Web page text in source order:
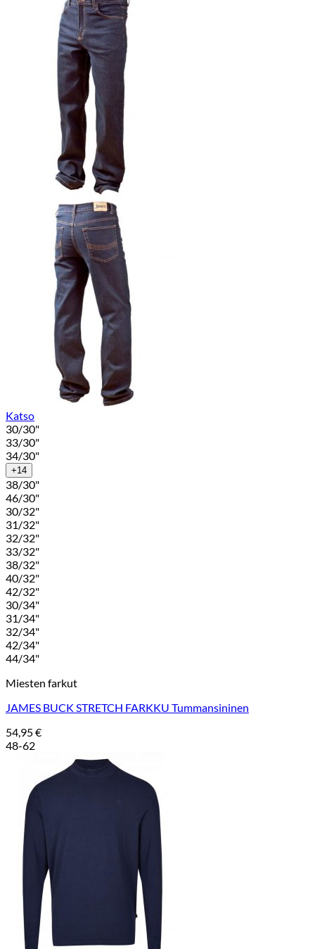
Katso
30/30"
33/30"
34/30"
+14
38/30"
46/30"
30/32"
31/32"
32/32"
33/32"
38/32"
40/32"
42/32"
30/34"
31/34"
32/34"
42/34"
44/34"
Miesten farkut
JAMES BUCK STRETCH FARKKU Tummansininen
54,95€
48-62